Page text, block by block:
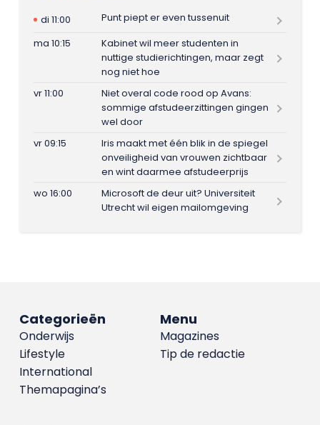
di 11:00
Punt piept er even tussenuit
ma 10:15
Kabinet wil meer studenten in
nuttige studierichtingen, maar zegt
nog niet hoe
vr 11:00
Niet overal code rood op Avans:
sommige afstudeerzittingen gingen
wel door
vr 09:15
Iris maakt met één blik in de spiegel
onveiligheid van vrouwen zichtbaar
en wint daarmee afstudeerprijs
wo 16:00
Microsoft de deur uit? Universiteit
Utrecht wil eigen mailomgeving
Menu
Magazines
Tip de redactie
Categorieën
Onderwijs
Lifestyle
International
Themapagina’s